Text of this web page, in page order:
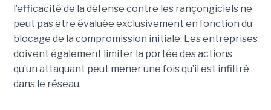
l’efficacité de la défense contre les rançongiciels ne
peut pas être évaluée exclusivement en fonction du
blocage de la compromission initiale. Les entreprises
doivent également limiter la portée des actions
qu’un attaquant peut mener une fois qu’il est infiltré
dans le réseau.